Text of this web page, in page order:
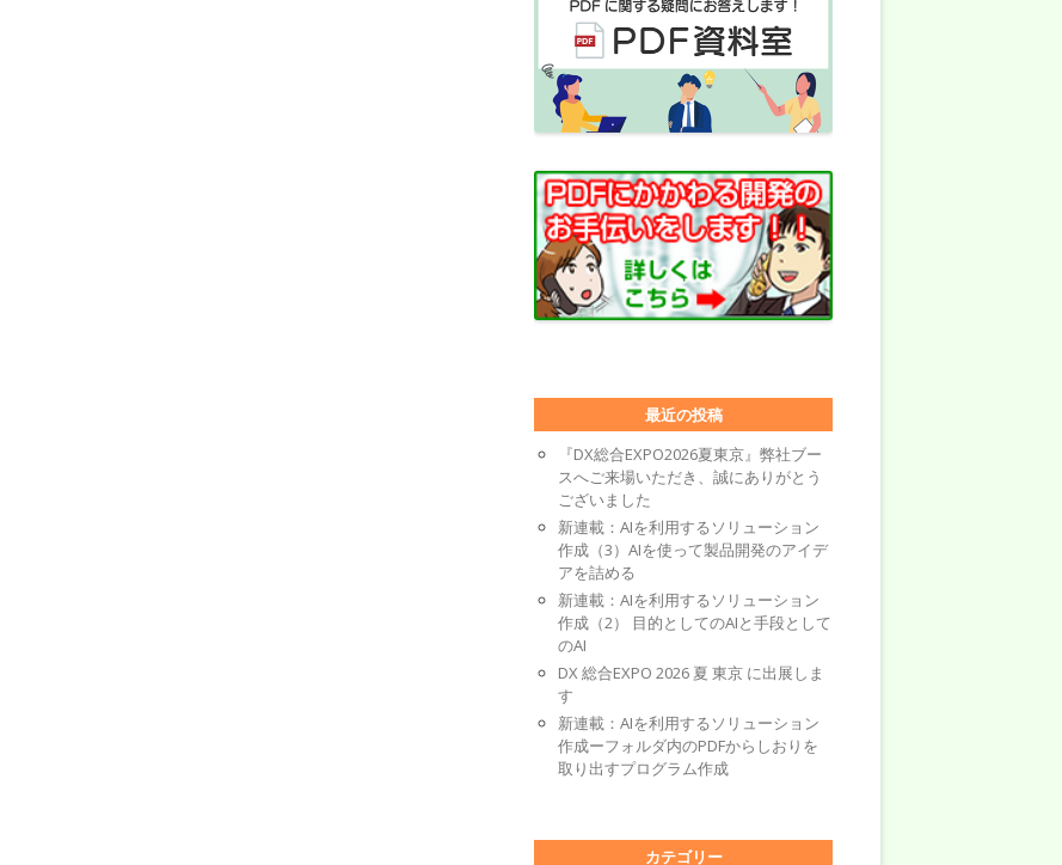
最近の投稿
『DX総合EXPO2026夏東京』弊社ブー
スへご来場いただき、誠にありがとう
ございました
新連載：AIを利用するソリューション
作成（3）AIを使って製品開発のアイデ
アを詰める
新連載：AIを利用するソリューション
作成（2） 目的としてのAIと手段として
のAI
DX 総合EXPO 2026 夏 東京 に出展しま
す
新連載：AIを利用するソリューション
作成ーフォルダ内のPDFからしおりを
取り出すプログラム作成
カテゴリー